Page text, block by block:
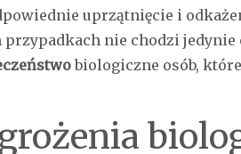
uprzątnięcie i
nie chodzi jedynie
biologiczne osób,